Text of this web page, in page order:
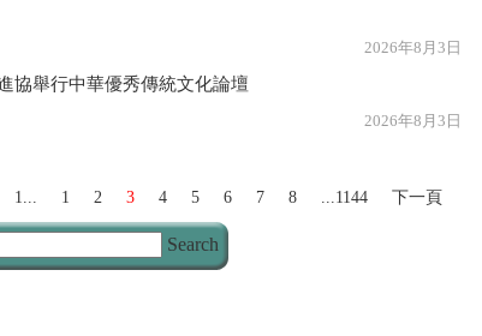
年8月3日
協舉行中華優秀傳統文化論壇
年8月3日
1... 1 2 3 4 5 6 7 8 ...1144 下一頁
Search